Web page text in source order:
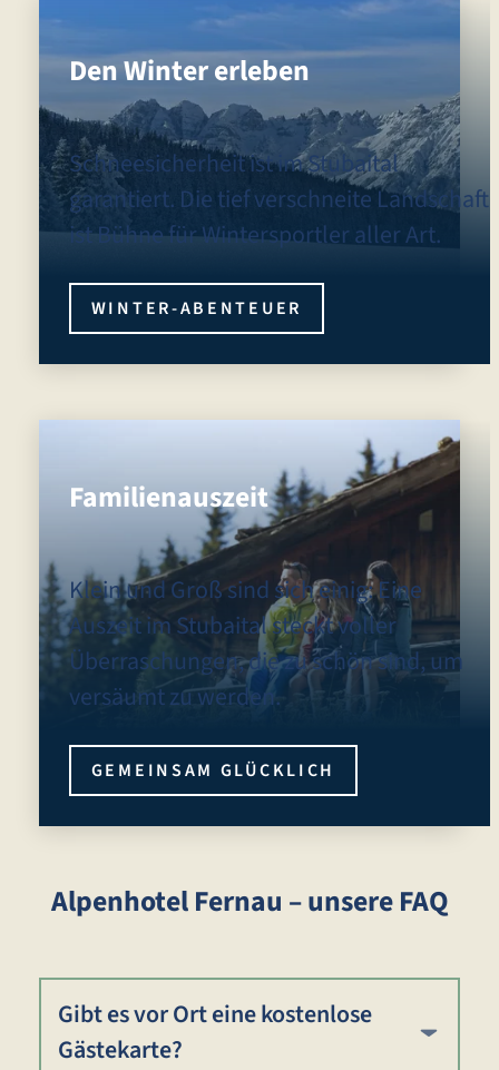
Den Winter erleben
Schneesicherheit ist im Stubaital
garantiert. Die tief verschneite Landschaft
ist Bühne für Wintersportler aller Art.
WINTER-ABENTEUER
Familienauszeit
Klein und Groß sind sich einig: Eine
Auszeit im Stubaital steckt voller
Überraschungen, die zu schön sind, um
versäumt zu werden.
GEMEINSAM GLÜCKLICH
Alpenhotel Fernau – unsere FAQ
Gibt es vor Ort eine kostenlose
Gästekarte?